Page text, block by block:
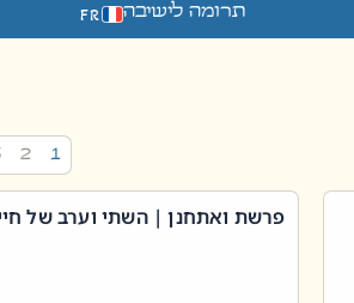
תרומה לישיבה FR
1
2
פרשת ואתחנן | השתי וערב של